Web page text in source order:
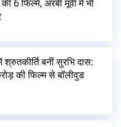
6 फिल्में, अरबी मूवी में भी
श्रुतकीर्ति बनीं सुरभि दास:
की फिल्म से बॉलीवुड